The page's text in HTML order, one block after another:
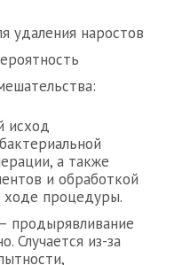
удаления наростов
исход
а также
и обработкой
ходе процедуры.
продырявливание
Случается из-за